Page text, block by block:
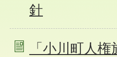
針
「小川町人